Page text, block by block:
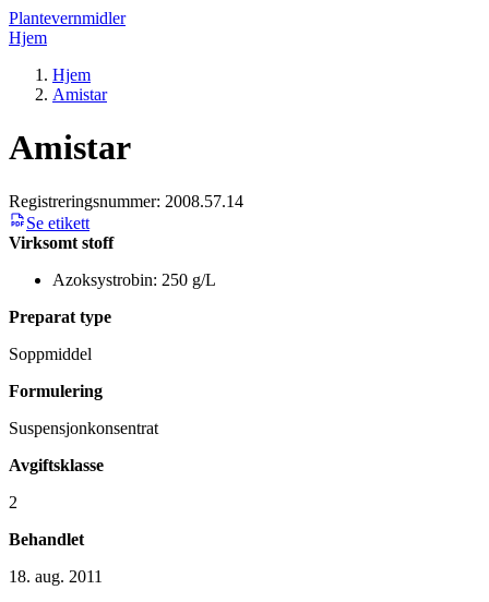
Plantevernmidler
Hjem
Hjem
Amistar
Amistar
Registreringsnummer: 2008.57.14
Se etikett
Virksomt stoff
Azoksystrobin: 250 g/L
Preparat type
Soppmiddel
Formulering
Suspensjonkonsentrat
Avgiftsklasse
2
Behandlet
18. aug. 2011